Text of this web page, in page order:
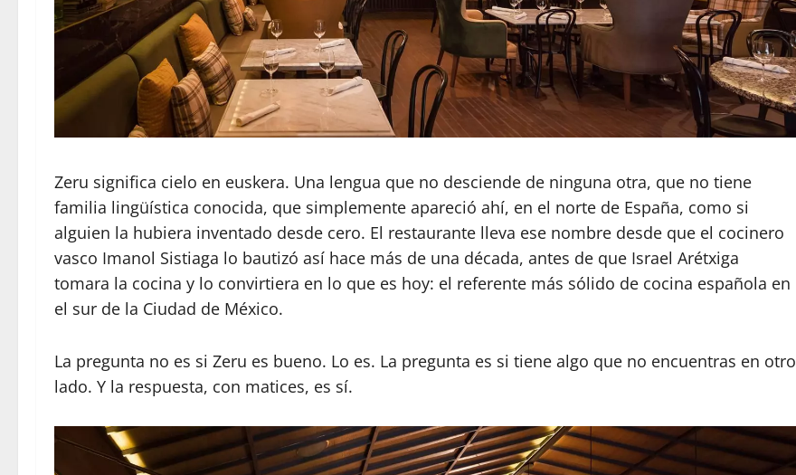
Zeru significa cielo en euskera. Una lengua que no desciende de ninguna otra, que no tiene
familia lingüística conocida, que simplemente apareció ahí, en el norte de España, como si
alguien la hubiera inventado desde cero. El restaurante lleva ese nombre desde que el cocinero
vasco Imanol Sistiaga lo bautizó así hace más de una década, antes de que Israel Arétxiga
tomara la cocina y lo convirtiera en lo que es hoy: el referente más sólido de cocina española en
el sur de la Ciudad de México.
La pregunta no es si Zeru es bueno. Lo es. La pregunta es si tiene algo que no encuentras en otro
lado. Y la respuesta, con matices, es sí.